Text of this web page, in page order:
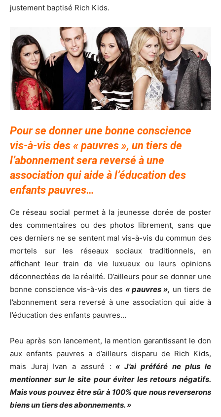
justement baptisé Rich Kids.
Pour se donner une bonne conscience
vis-à-vis des « pauvres », un tiers de
l’abonnement sera reversé à une
association qui aide à l’éducation des
enfants pauvres…
Ce réseau social permet à la jeunesse dorée de poster
des commentaires ou des photos librement, sans que
ces derniers ne se sentent mal vis-à-vis du commun des
mortels sur les réseaux sociaux traditionnels, en
affichant leur train de vie luxueux ou leurs opinions
déconnectées de la réalité. D’ailleurs pour se donner une
bonne conscience vis-à-vis des « pauvres », un tiers de
l’abonnement sera reversé à une association qui aide à
l’éducation des enfants pauvres…
Peu après son lancement, la mention garantissant le don
aux enfants pauvres a d’ailleurs disparu de Rich Kids,
mais Juraj Ivan a assuré : « J’ai préféré ne plus le
mentionner sur le site pour éviter les retours négatifs.
Mais vous pouvez être sûr à 100% que nous reverserons
biens un tiers des abonnements. »